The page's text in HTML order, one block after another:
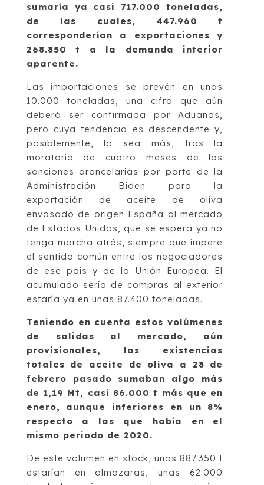
sumaría ya casi 717.000 toneladas,
de las cuales, 447.960 t
corresponderían a exportaciones y
268.850 t a la demanda interior
aparente.
Las importaciones se prevén en unas
10.000 toneladas, una cifra que aún
deberá ser confirmada por Aduanas,
pero cuya tendencia es descendente y,
posiblemente, lo sea más, tras la
moratoria de cuatro meses de las
sanciones arancelarias por parte de la
Administración Biden para la
exportación de aceite de oliva
envasado de origen España al mercado
de Estados Unidos, que se espera ya no
tenga marcha atrás, siempre que impere
el sentido común entre los negociadores
de ese país y de la Unión Europea. El
acumulado sería de compras al exterior
estaría ya en unas 87.400 toneladas.
Teniendo en cuenta estos volúmenes
de salidas al mercado, aún
provisionales, las existencias
totales de aceite de oliva a 28 de
febrero pasado sumaban algo más
de 1,19 Mt, casi 86.000 t más que en
enero, aunque inferiores en un 8%
respecto a las que había en el
mismo periodo de 2020.
De este volumen en stock, unas 887.350 t
estarían en almazaras, unas 62.000